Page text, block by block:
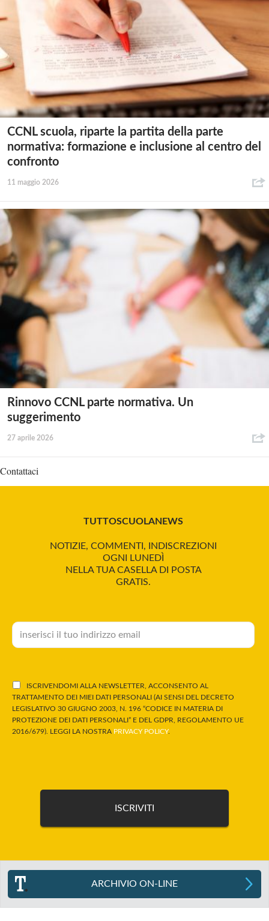
CCNL scuola, riparte la partita della parte
normativa: formazione e inclusione al centro del
confronto
11 maggio 2026
Rinnovo CCNL parte normativa. Un
suggerimento
27 aprile 2026
Contattaci
TUTTOSCUOLANEWS
NOTIZIE, COMMENTI, INDISCREZIONI
OGNI LUNEDÌ
NELLA TUA CASELLA DI POSTA
GRATIS.
ISCRIVENDOMI ALLA NEWSLETTER, ACCONSENTO AL
TRATTAMENTO DEI MIEI DATI PERSONALI (AI SENSI DEL DECRETO
LEGISLATIVO 30 GIUGNO 2003, N. 196 “CODICE IN MATERIA DI
PROTEZIONE DEI DATI PERSONALI” E DEL GDPR, REGOLAMENTO UE
2016/679). LEGGI LA NOSTRA PRIVACY POLICY.
ARCHIVIO ON-LINE